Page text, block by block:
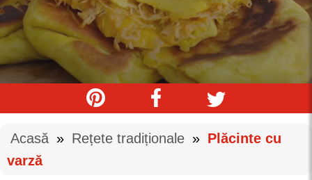
Acasă » Rețete tradiționale » Plăcinte cu
varză